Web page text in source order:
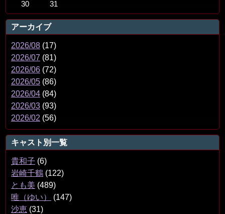
30 31
アーカイブ
2026/08 (17)
2026/07 (81)
2026/06 (72)
2026/05 (86)
2026/04 (84)
2026/03 (93)
2026/02 (56)
キャスト別一覧
貴和子 (6)
岩崎千鶴 (122)
とも美 (489)
唯（ゆい）
(147)
沙恵 (31)